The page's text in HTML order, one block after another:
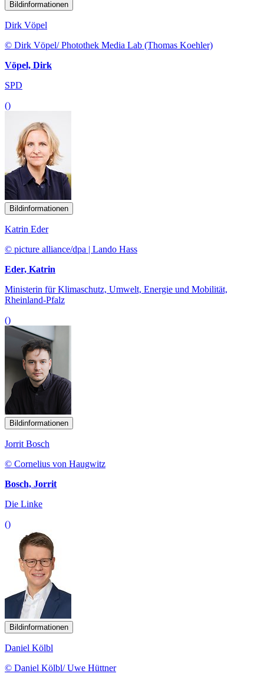
Bildinformationen
Dirk Vöpel
© Dirk Vöpel/ Photothek Media Lab (Thomas Koehler)
Vöpel, Dirk
SPD
()
Bildinformationen
Katrin Eder
© picture alliance/dpa | Lando Hass
Eder, Katrin
Ministerin für Klimaschutz, Umwelt, Energie und Mobilität,
Rheinland-Pfalz
()
Bildinformationen
Jorrit Bosch
© Cornelius von Haugwitz
Bosch, Jorrit
Die Linke
()
Bildinformationen
Daniel Kölbl
© Daniel Kölbl/ Uwe Hüttner